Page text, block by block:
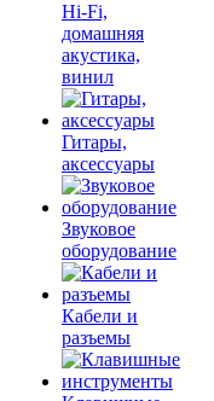
Hi-Fi,
домашняя
акустика,
винил
Гитары,
аксессуары
Звуковое
оборудование
Кабели и
разъемы